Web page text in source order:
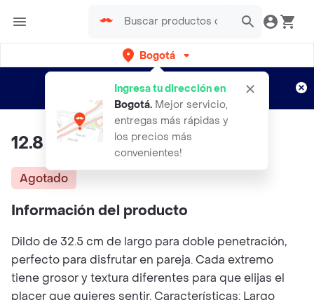
Bogotá
Ingresa tu dirección en
Bogotá. Mejor servicio,
entregas más rápidas y
los precios más
convenientes!
envíos gratis por semanas
Aplican TyC
12.8 Inch Dildo Clear
Agotado
Información del producto
Dildo de 32.5 cm de largo para doble penetración,
perfecto para disfrutar en pareja. Cada extremo
tiene grosor y textura diferentes para que elijas el
placer que quieres sentir. Características: Largo